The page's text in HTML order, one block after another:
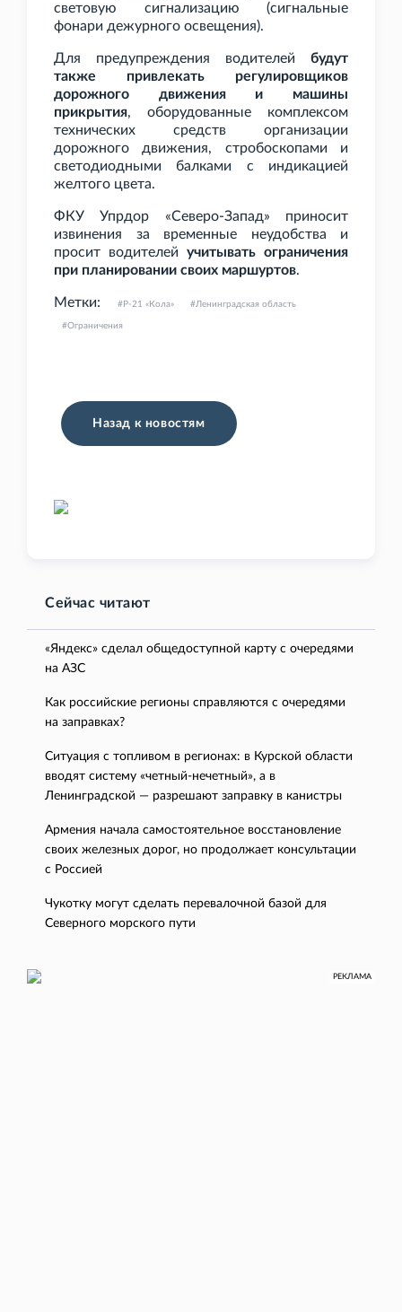
световую сигнализацию (сигнальные
фонари дежурного освещения).
Для предупреждения водителей будут
также привлекать регулировщиков
дорожного движения и машины
прикрытия, оборудованные комплексом
технических средств организации
дорожного движения, стробоскопами и
светодиодными балками с индикацией
желтого цвета.
ФКУ Упрдор «Северо-Запад» приносит
извинения за временные неудобства и
просит водителей учитывать ограничения
при планировании своих маршуртов.
Метки: Р-21 «Кола» Ленинградская область
Ограничения
Назад к новостям
Сейчас читают
«Яндекс» сделал общедоступной карту с очередями
на АЗС
Как российские регионы справляются с очередями
на заправках?
Ситуация с топливом в регионах: в Курской области
вводят систему «четный-нечетный», а в
Ленинградской — разрешают заправку в канистры
Армения начала самостоятельное восстановление
своих железных дорог, но продолжает консультации
с Россией
Чукотку могут сделать перевалочной базой для
Северного морского пути
РЕКЛАМА